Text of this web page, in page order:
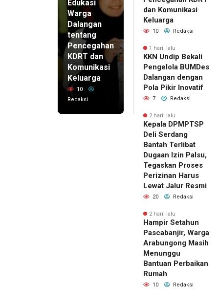
Edukasi
Warga
Dalangan
tentang
Pencegahan
KDRT dan
Komunikasi
Keluarga
10
Redaksi
dan Komunikasi
Keluarga
10 Redaksi
1 hari lalu
KKN Undip Bekali
Pengelola BUMDes
Dalangan dengan
Pola Pikir Inovatif
7 Redaksi
2 hari lalu
Kepala DPMPTSP
Deli Serdang
Bantah Terlibat
Dugaan Izin Palsu,
Tegaskan Proses
Perizinan Harus
Lewat Jalur Resmi
20 Redaksi
2 hari lalu
Hampir Setahun
Pascabanjir, Warga
Arabungong Masih
Menunggu
Bantuan Perbaikan
Rumah
10 Redaksi